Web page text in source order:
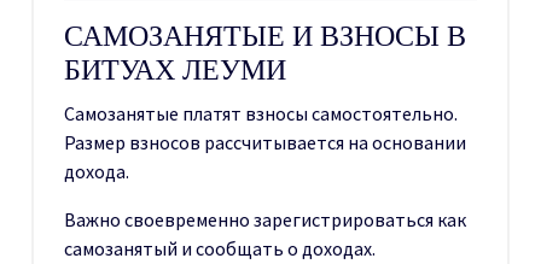
САМОЗАНЯТЫЕ И ВЗНОСЫ В
БИТУАХ ЛЕУМИ
Самозанятые платят взносы самостоятельно.
Размер взносов рассчитывается на основании
дохода.
Важно своевременно зарегистрироваться как
самозанятый и сообщать о доходах.